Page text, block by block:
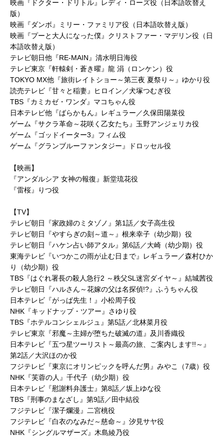
映画『ドクター・ドリトル』レディ・ローズ役（日本語吹替え
版）
映画『ダンボ』ミリー・ファミリア役（日本語吹替え版）
映画『プーと大人になった僕』クリストファー・マデリン役（日
本語吹替え版）
テレビ朝日他『RE-MAIN』清水明日海役
テレビ東京『軒轅剣・蒼き曜』龍 涓（ロンケン）役
TOKYO MX他『旅街レイトショー～第三夜 夏祭り～』ゆかり役
読売テレビ『甘々と稲妻』ヒロイン／犬塚つむぎ役
TBS『カミカゼ・ワンダ』マコちゃん役
日本テレビ他『ばらかもん』レギュラー／久保田陽菜役
ゲーム『サクラ革命～花咲く乙女たち』玉野アンジェリカ役
ゲーム『ゴッドイーター3』フィム役
ゲーム『グランブルーファンタジー』ドロッセル役
【映画】
『アンダルシア 女神の報復』新堂琉花役
『雷桜』りつ役
【TV】
テレビ朝日『家政婦のミタゾノ』第1話／女子高生役
テレビ朝日『やすらぎの刻～道～』根来幸子（幼少期）役
テレビ朝日『ハケン占い師アタル』第6話／大崎（幼少期）役
東海テレビ『いつかこの雨が止む日まで』レギュラー／森村ひか
り（幼少期）役
TBS『はぐれ署長の殺人急行2 ～秩父SL迷宮ダイヤ～』結城茜役
テレビ朝日『ハルさん～花嫁の父は名探偵!?』ふうちゃん役
日本テレビ『がっぱ先生！』小松周子役
NHK『キッドナップ・ツアー』さゆり役
TBS『ホテルコンシェルジュ』第5話／北林菜月役
テレビ東京『邪魔～主婦が堕ちた破滅の道』及川香織役
日本テレビ『五つ星ツーリスト～最高の旅、ご案内します!!～』
第2話／大沢ほのか役
フジテレビ『東京にオリンピックを呼んだ男』みやこ（7歳）役
NHK『芙蓉の人』千代子（幼少期）役
日本テレビ『慰謝料弁護士』第8話／坂上ゆな役
TBS『刑事のまなざし』第9話／田中結役
フジテレビ『潔子爛漫』二宮桃役
フジテレビ『白衣のなみだ～慈命～』汐見サヤ役
NHK『シングルマザーズ』木島綾乃役